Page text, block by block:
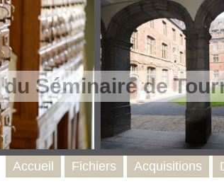
Séminaire de
Accueil Fichiers Acquisitions